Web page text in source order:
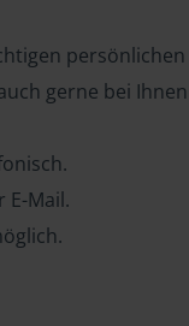
persönlichen
gerne bei Ihnen
Mail.